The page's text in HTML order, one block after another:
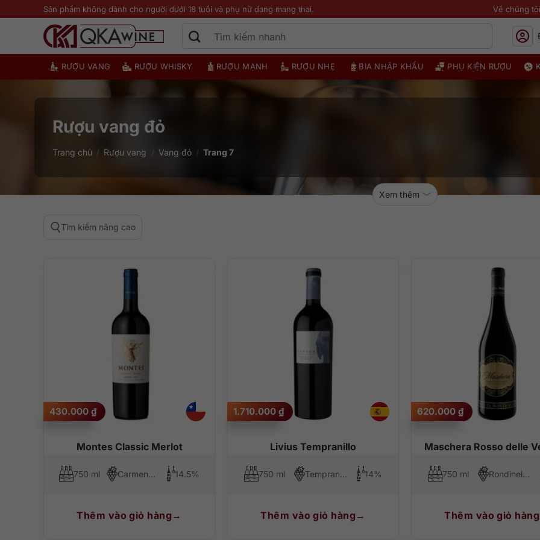
qua
Sản phẩm không dành cho người dưới 18 tuổi và phụ nữ đang mang thai. Về chúng tôi
RƯỢU VANG RƯỢU WHISKY RƯỢU MẠNH RƯỢU NHẸ BIA NHẬP KHẨU PHỤ KIỆN RƯỢU
Rượu vang đỏ
Trang chủ / Rượu vang / Vang đỏ / Trang 7
Xem thêm
Tìm kiếm nâng cao
Montes Classic Merlot
430.000 ₫
750 ml Carmenere, Merlot 14.5%
Thêm vào giỏ hàng
Livius Tempranillo
1.710.000 ₫
750 ml Tempranillo 14%
Thêm vào giỏ hàng
Maschera Rosso delle
620.000 ₫
750 ml Rondinella, Cabernet Sauvignon, Corvina
Thêm vào giỏ hàng